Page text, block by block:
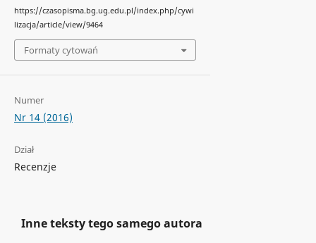
https://czasopisma.bg.ug.edu.pl/index.php/cywi
lizacja/article/view/9464
Formaty cytowań
Numer
Nr 14 (2016)
Dział
Recenzje
Inne teksty tego samego autora